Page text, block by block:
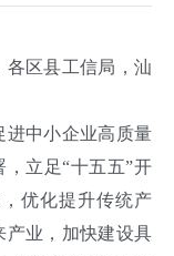
各区县工信局，汕
中小企业高质量
，立足“十五五”开
优化提升传统产
产业，加快建设具